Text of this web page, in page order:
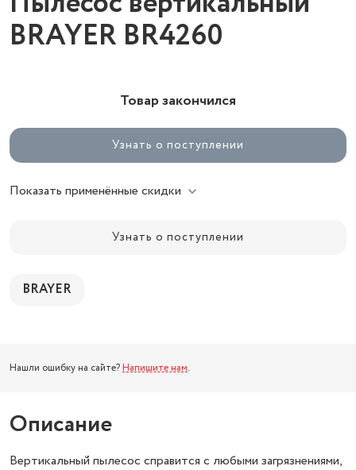
BRAYER BR4260
Товар закончился
Узнать о поступлении
Показать применённые скидки
Узнать о поступлении
BRAYER
Нашли ошибку на сайте? Напишите нам.
Описание
Вертикальный пылесос справится с любыми загрязнениями,